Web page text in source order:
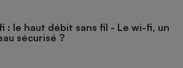
: le haut débit sans fil - Le wi-fi, un
sécurisé ?